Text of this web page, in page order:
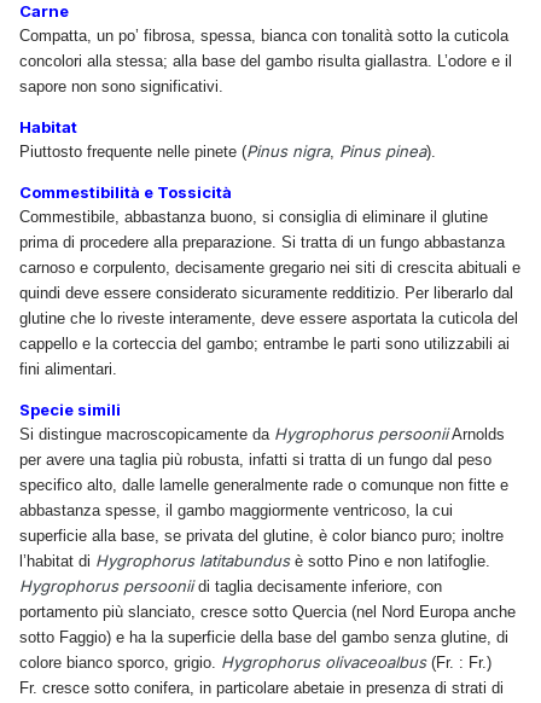
Carne
Compatta, un po’ fibrosa, spessa, bianca con tonalità sotto la cuticola
concolori alla stessa; alla base del gambo risulta giallastra. L’odore e il
sapore non sono significativi.
Habitat
Piuttosto frequente nelle pinete (Pinus nigra, Pinus pinea).
Commestibilità e Tossicità
Commestibile, abbastanza buono, si consiglia di eliminare il glutine
prima di procedere alla preparazione. Si tratta di un fungo abbastanza
carnoso e corpulento, decisamente gregario nei siti di crescita abituali e
quindi deve essere considerato sicuramente redditizio. Per liberarlo dal
glutine che lo riveste interamente, deve essere asportata la cuticola del
cappello e la corteccia del gambo; entrambe le parti sono utilizzabili ai
fini alimentari.
Specie simili
Si distingue macroscopicamente da Hygrophorus persooniiArnolds
per avere una taglia più robusta, infatti si tratta di un fungo dal peso
specifico alto, dalle lamelle generalmente rade o comunque non fitte e
abbastanza spesse, il gambo maggiormente ventricoso, la cui
superficie alla base, se privata del glutine, è color bianco puro; inoltre
l’habitat di Hygrophorus latitabundusè sotto Pino e non latifoglie.
Hygrophorus persooniidi taglia decisamente inferiore, con
portamento più slanciato, cresce sotto Quercia (nel Nord Europa anche
sotto Faggio) e ha la superficie della base del gambo senza glutine, di
colore bianco sporco, grigio. Hygrophorus olivaceoalbus(Fr. : Fr.)
Fr. cresce sotto conifera, in particolare abetaie in presenza di strati di